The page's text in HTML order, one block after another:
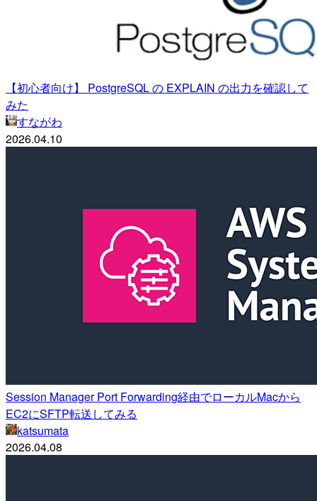
【初心者向け】 PostgreSQL の EXPLAIN の出力を確認して
みた
すながわ
2026.04.10
Session Manager Port Forwarding経由でローカルMacから
EC2にSFTP転送してみる
katsumata
2026.04.08